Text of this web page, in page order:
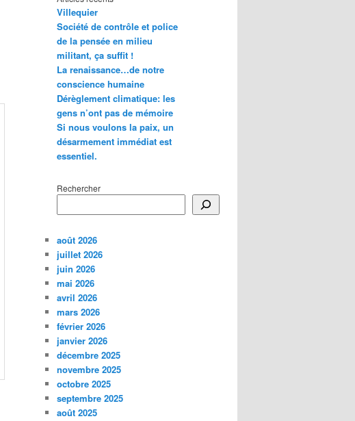
Villequier
Société de contrôle et police
de la pensée en milieu
militant, ça suffit !
La renaissance…de notre
conscience humaine
Dérèglement climatique: les
gens n’ont pas de mémoire
Si nous voulons la paix, un
désarmement immédiat est
essentiel.
Rechercher
août 2026
juillet 2026
juin 2026
mai 2026
avril 2026
mars 2026
février 2026
janvier 2026
décembre 2025
novembre 2025
octobre 2025
septembre 2025
août 2025